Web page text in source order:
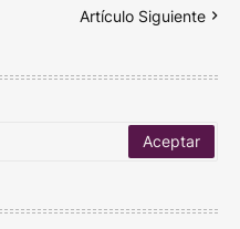
Artículo Siguiente